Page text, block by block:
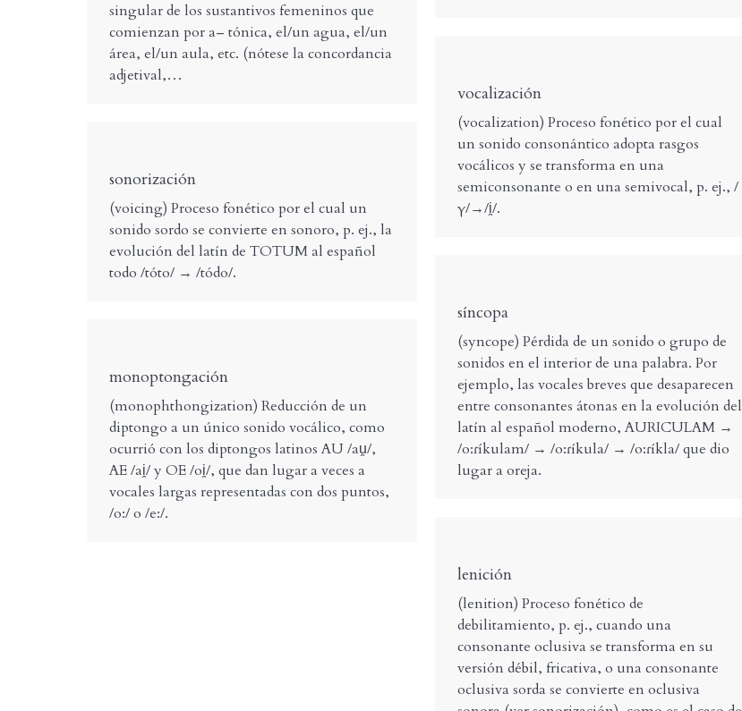
singular de los sustantivos femeninos que
comienzan por a– tónica, el/un agua, el/un
área, el/un aula, etc. (nótese la concordancia
adjetival,…
vocalización
(vocalization) Proceso fonético por el cual
un sonido consonántico adopta rasgos
vocálicos y se transforma en una
semiconsonante o en una semivocal, p. ej., /
γ/→/i̯/.
sonorización
(voicing) Proceso fonético por el cual un
sonido sordo se convierte en sonoro, p. ej., la
evolución del latín de TOTUM al español
todo /tóto/ → /tódo/.
síncopa
(syncope) Pérdida de un sonido o grupo de
sonidos en el interior de una palabra. Por
ejemplo, las vocales breves que desaparecen
entre consonantes átonas en la evolución del
latín al español moderno, AURICULAM →
/o:ɾíkulam/ → /o:ɾíkula/ → /o:ɾíkla/ que dio
lugar a oreja.
monoptongación
(monophthongization) Reducción de un
diptongo a un único sonido vocálico, como
ocurrió con los diptongos latinos AU /au̯/,
AE /ai̯/ y OE /oi̯/, que dan lugar a veces a
vocales largas representadas con dos puntos,
/o:/ o /e:/.
lenición
(lenition) Proceso fonético de
debilitamiento, p. ej., cuando una
consonante oclusiva se transforma en su
versión débil, fricativa, o una consonante
oclusiva sorda se convierte en oclusiva